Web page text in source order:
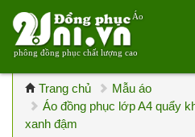
Áo
phông đồng phục chất lượng cao
Trang chủ
Mẫu áo
Áo đồng phục lớp A4 quẩy
xanh đậm